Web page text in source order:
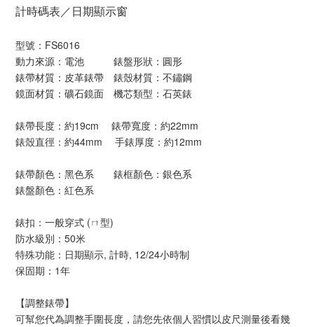
計時碼表／日期顯示窗
型號：FS6016
動力來源：電池 錶盤形狀：圓形
錶帶材質：皮革錶帶 錶殼材質：不鏽鋼
鏡面材質：礦石鏡面 機芯類型：石英錶
錶帶長度：約19cm 錶帶寬度：約22mm
錶殼直徑：約44mm 手錶厚度：約12mm
錶帶顏色：黑色系 錶框顏色：銀色系
錶盤顏色：紅色系
錶扣：一般穿式 (ㄇ型)
防水級別：50米
特殊功能：日期顯示, 計時, 12/24小時制
保固期：1年
【調整錶帶】
可幫您代為調整手圍長度，請您先依個人習慣以皮尺測量後看幾